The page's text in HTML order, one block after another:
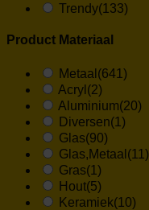
Trendy(133)
Product Materiaal
Metaal (641)
Acryl (2)
Aluminium(20)
Diversen(1)
Glas(90)
Glas,Metaal (11)
Gras(1)
Hout(5)
Keramiek(10)